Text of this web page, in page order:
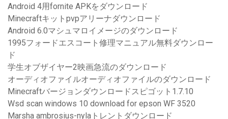
Android 4用fornite APKをダウンロード
Minecraftキットpvpアリーナダウンロード
Android 6.0マシュマロイメージのダウンロード
1995フォードエスコート修理マニュアル無料ダウンロー
ド
学生オブザイヤー2映画急流のダウンロード
オーディオファイルオーディオファイルのダウンロード
Minecraftバージョンダウンロードスピゴット1.7.10
Wsd scan windows 10 download for epson WF 3520
Marsha ambrosius-nylaトレントダウンロード